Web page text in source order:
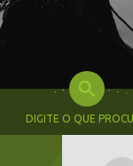
DIGITE O QUE